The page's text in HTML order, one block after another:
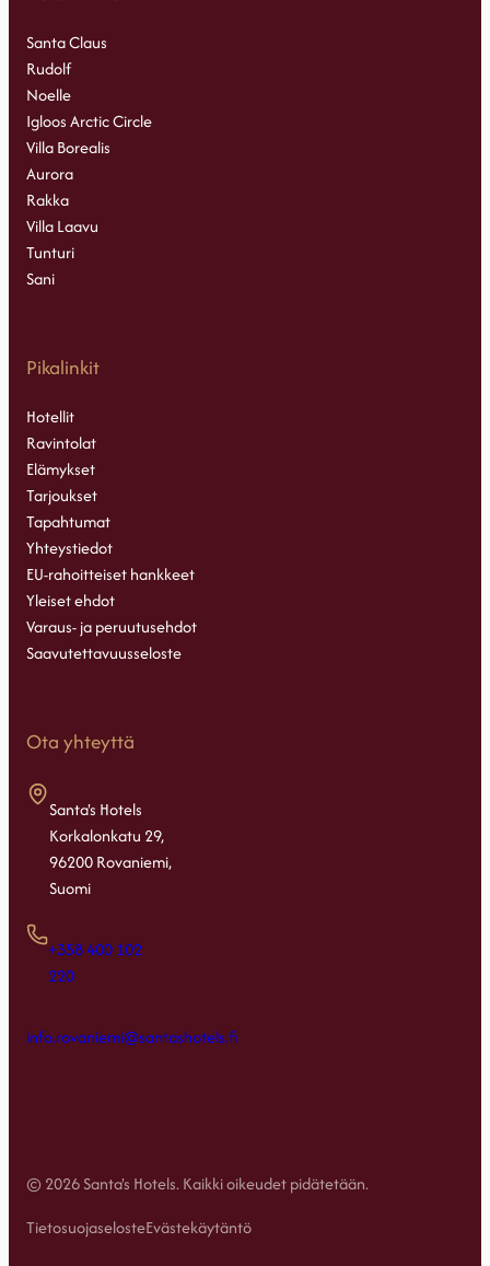
Santa Claus
Rudolf
Noelle
Igloos Arctic Circle
Villa Borealis
Aurora
Rakka
Villa Laavu
Tunturi
Sani
Pikalinkit
Hotellit
Ravintolat
Elämykset
Tarjoukset
Tapahtumat
Yhteystiedot
EU-rahoitteiset hankkeet
Yleiset ehdot
Varaus- ja peruutusehdot
Saavutettavuusseloste
Ota yhteyttä
Santa's Hotels
Korkalonkatu 29,
96200 Rovaniemi,
Suomi
+358 400 102
220
info.rovaniemi@santashotels.fi
© 2026 Santa's Hotels. Kaikki oikeudet pidätetään.
TietosuojaselosteEvästekäytäntö